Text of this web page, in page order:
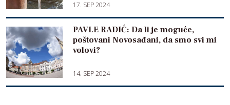
17. SEP 2024
PAVLE RADIĆ: Da li je moguće,
poštovani Novosađani, da smo svi mi
volovi?
14. SEP 2024